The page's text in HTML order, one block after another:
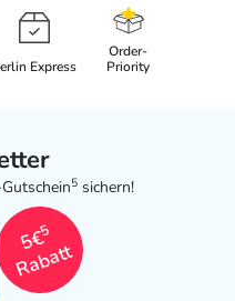
Express
Order-
Priority
5 sichern!
5€
5
Rabatt